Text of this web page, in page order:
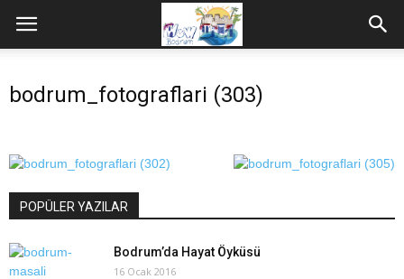
bodrum_fotograflari (303)
POPÜLER YAZILAR
Bodrum’da Hayat Öyküsü
16 Ocak 2016